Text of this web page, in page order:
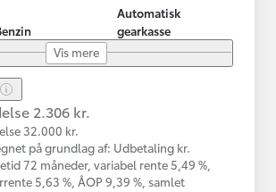
Automatisk
gearkasse
Vis mere
2.306 kr.
32.000 kr.
på grundlag af: Udbetaling kr.
72 måneder, variabel rente 5,49 %,
5,63 %, ÅOP 9,39 %, samlet